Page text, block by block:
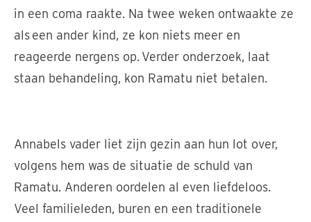
in een coma raakte. Na twee weken ontwaakte ze
als een ander kind, ze kon niets meer en
reageerde nergens op. Verder onderzoek, laat
staan behandeling, kon Ramatu niet betalen.
Annabels vader liet zijn gezin aan hun lot over,
volgens hem was de situatie de schuld van
Ramatu. Anderen oordelen al even liefdeloos.
Veel familieleden, buren en een traditionele